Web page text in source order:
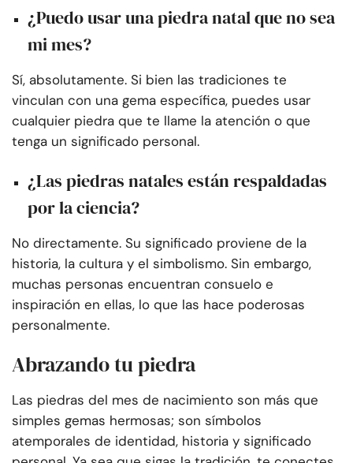
¿Puedo usar una piedra natal que no sea
mi mes?
Sí, absolutamente. Si bien las tradiciones te
vinculan con una gema específica, puedes usar
cualquier piedra que te llame la atención o que
tenga un significado personal.
¿Las piedras natales están respaldadas
por la ciencia?
No directamente. Su significado proviene de la
historia, la cultura y el simbolismo. Sin embargo,
muchas personas encuentran consuelo e
inspiración en ellas, lo que las hace poderosas
personalmente.
Abrazando tu piedra
Las piedras del mes de nacimiento son más que
simples gemas hermosas; son símbolos
atemporales de identidad, historia y significado